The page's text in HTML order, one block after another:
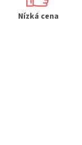
Nízká cena